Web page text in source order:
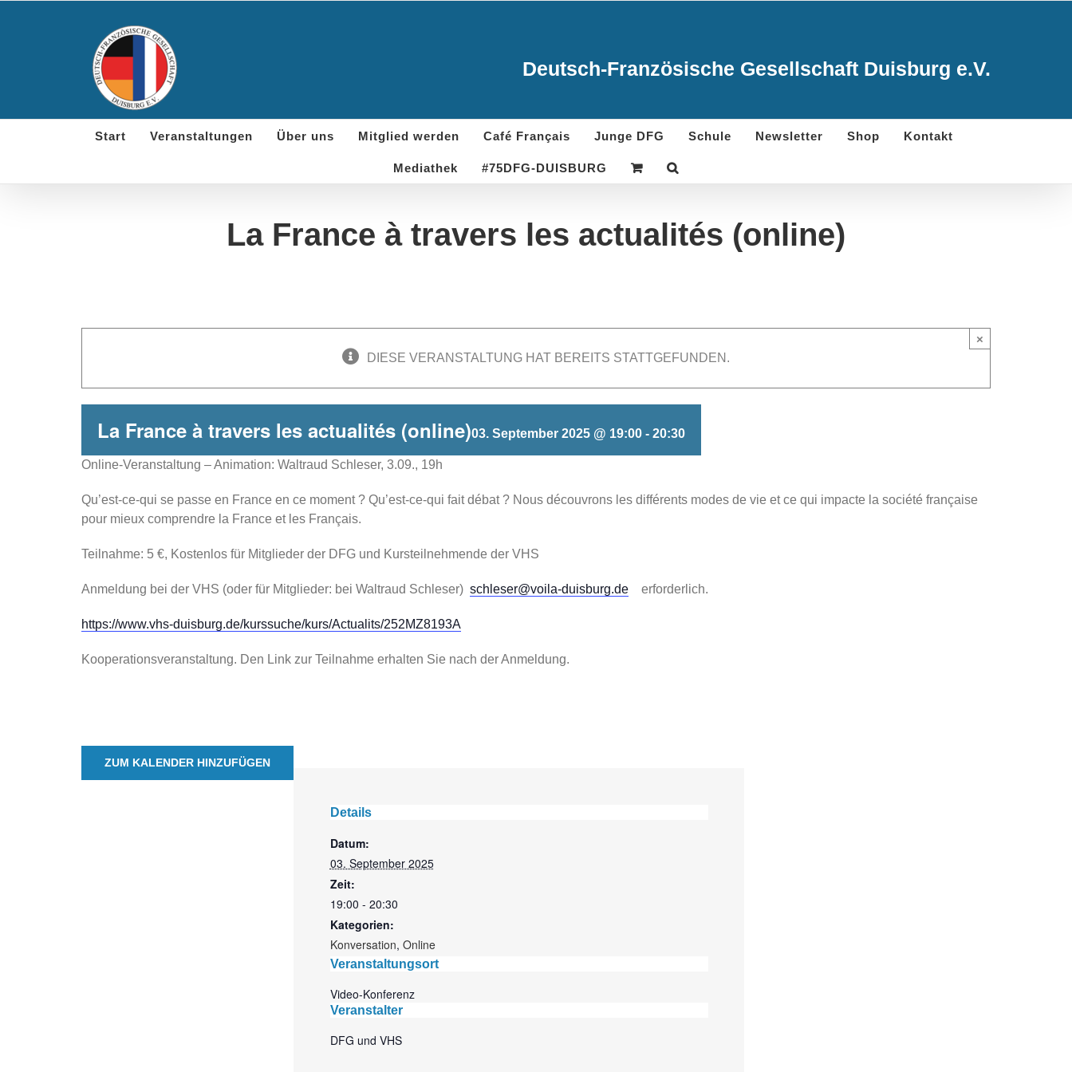
Deutsch-Französische Gesellschaft Duisburg e.V.
Start Veranstaltungen Über uns Mitglied werden Café Français Junge DFG Schule Newsletter Shop Kontakt
Mediathek #75DFG-DUISBURG
La France à travers les actualités (online)
DIESE VERANSTALTUNG HAT BEREITS STATTGEFUNDEN.
×
La France à travers les actualités (online)03. September 2025 @ 19:00 - 20:30
Online-Veranstaltung – Animation: Waltraud Schleser, 3.09., 19h
Qu’est-ce-qui se passe en France en ce moment ? Qu’est-ce-qui fait débat ? Nous découvrons les différents modes de vie et ce qui impacte la société française
pour mieux comprendre la France et les Français.
Teilnahme: 5 €, Kostenlos für Mitglieder der DFG und Kursteilnehmende der VHS
Anmeldung bei der VHS (oder für Mitglieder: bei Waltraud Schleser) schleser@voila-duisburg.de erforderlich.
https://www.vhs-duisburg.de/kurssuche/kurs/Actualits/252MZ8193A
Kooperationsveranstaltung. Den Link zur Teilnahme erhalten Sie nach der Anmeldung.
ZUM KALENDER HINZUFÜGEN
Details
Datum:
03. September 2025
Zeit:
19:00 - 20:30
Kategorien:
Konversation, Online
Veranstaltungsort
Video-Konferenz
Veranstalter
DFG und VHS